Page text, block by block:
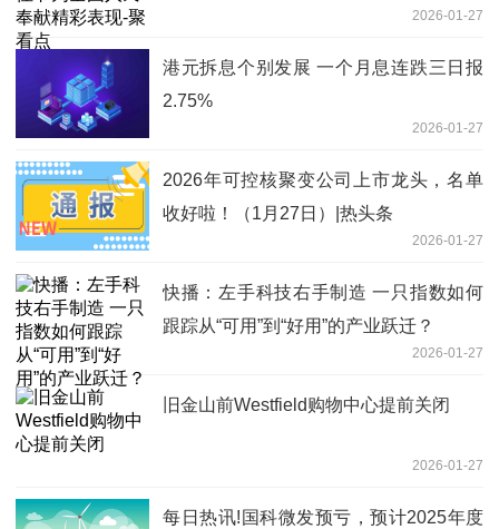
2026-01-27
港元拆息个别发展 一个月息连跌三日报
2.75%
2026-01-27
2026年可控核聚变公司上市龙头，名单
收好啦！（1月27日）|热头条
2026-01-27
快播：左手科技右手制造 一只指数如何
跟踪从“可用”到“好用”的产业跃迁？
2026-01-27
旧金山前Westfield购物中心提前关闭
2026-01-27
每日热讯!国科微发预亏，预计2025年度